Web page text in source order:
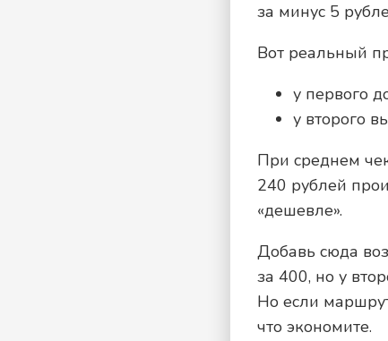
за минус 5
Вот реальный
у первого
у второго
При среднем
240 рублей
«дешевле».
Добавь сюда
за 400, но у
Но если
что экономите.